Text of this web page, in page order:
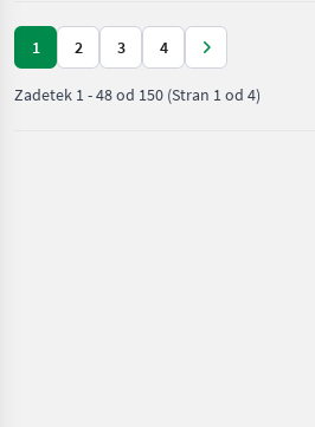
1 2 3 4
Zadetek 1-48od 150 (Stran 1 od 4)